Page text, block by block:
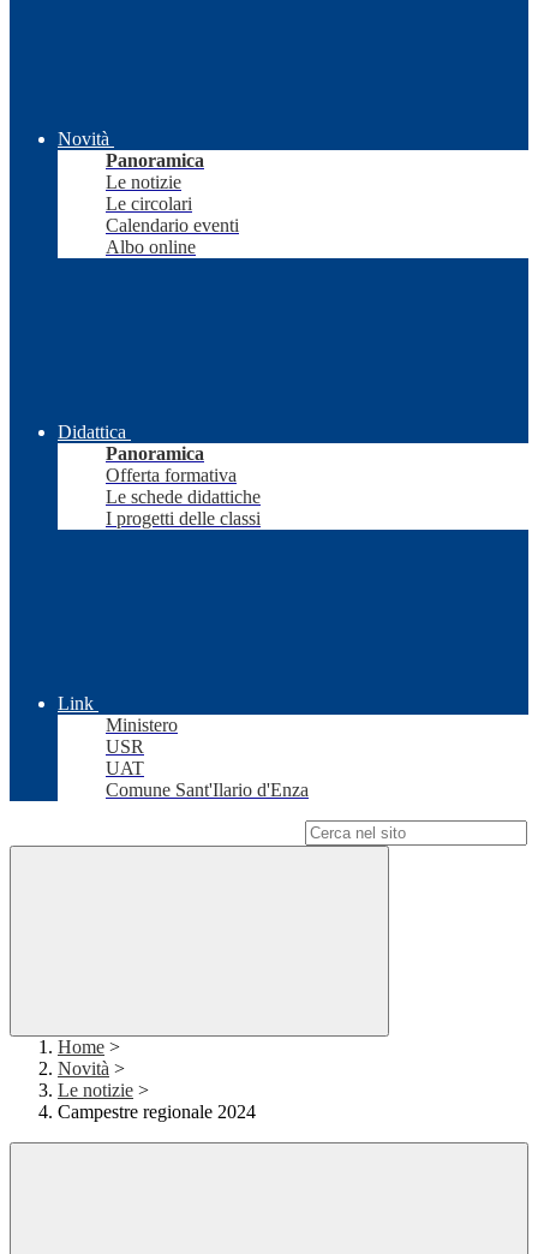
Novità
Panoramica
Le notizie
Le circolari
Calendario eventi
Albo online
Didattica
Panoramica
Offerta formativa
Le schede didattiche
I progetti delle classi
Link
Ministero
USR
UAT
Comune Sant'Ilario d'Enza
Home >
Novità >
Le notizie >
Campestre regionale 2024